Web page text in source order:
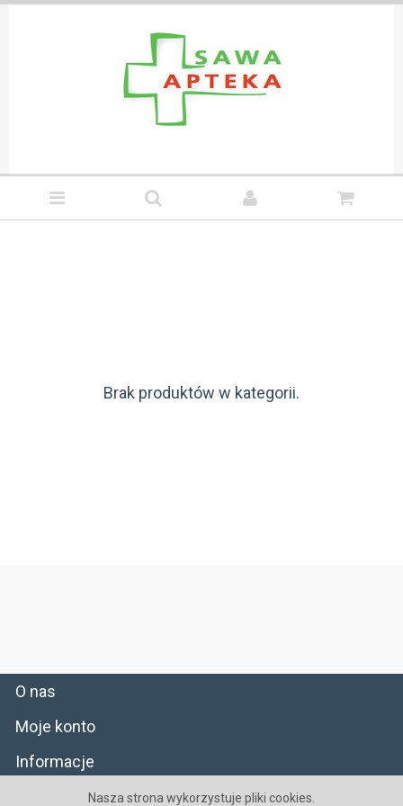
Brak produktów w kategorii.
O nas
Moje konto
Informacje
Wojewódzki Inspektorat Farmaceutyczny w Warszawie
Nasza strona wykorzystuje pliki cookies.